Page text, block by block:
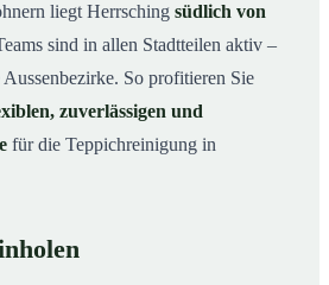
liegt Herrsching südlich von
sind in allen Stadtteilen aktiv –
So profitieren Sie
zuverlässigen und
für die Teppichreinigung in